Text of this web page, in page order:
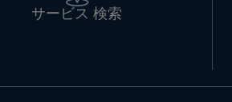
サービス 検索